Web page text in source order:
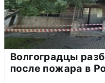
Волгоградцы
после пожара в